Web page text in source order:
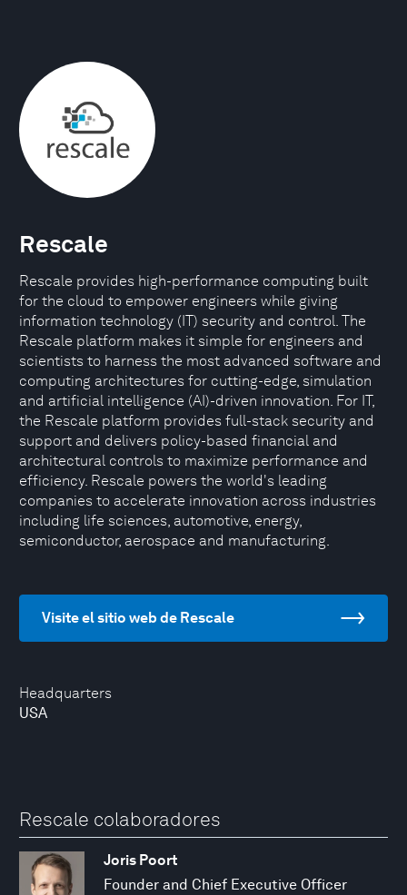
Headquarters
USA
Rescale
Rescale provides high-performance computing built
for the cloud to empower engineers while giving
information technology (IT) security and control. The
Rescale platform makes it simple for engineers and
scientists to harness the most advanced software and
computing architectures for cutting-edge, simulation
and artificial intelligence (AI)-driven innovation. For IT,
the Rescale platform provides full-stack security and
support and delivers policy-based financial and
architectural controls to maximize performance and
efficiency. Rescale powers the world's leading
companies to accelerate innovation across industries
including life sciences, automotive, energy,
semiconductor, aerospace and manufacturing.
Visite el sitio web de Rescale
Rescale colaboradores
Joris Poort
Founder and Chief Executive Officer